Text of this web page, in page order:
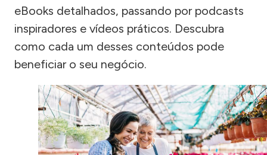
eBooks detalhados, passando por podcasts
inspiradores e vídeos práticos. Descubra
como cada um desses conteúdos pode
beneficiar o seu negócio.